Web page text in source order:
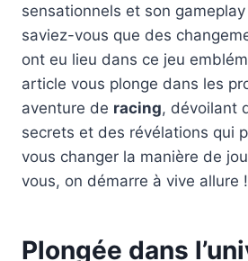
sensationnels et son
saviez-vous que des
ont eu lieu dans ce jeu
article vous plonge dans les
aventure de racing, dévoilant
secrets et des révélations qui
vous changer la manière de
vous, on démarre à vive allure !
Plongée dans